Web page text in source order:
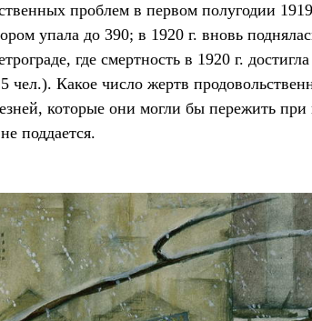
проблем в первом полугодии 1919
упала до 390; в 1920 г. вновь
где смертность в 1920 г.
чел.). Какое число жертв
которые они могли бы пережить
поддается.